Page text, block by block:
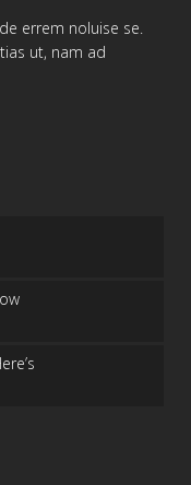
errem noluise se.
ut, nam ad